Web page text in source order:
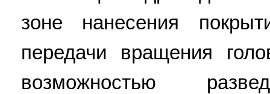
зоне нанесения
передачи вращения
возможностью